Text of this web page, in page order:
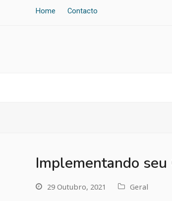
Home Contacto
Implementando seu
29 Outubro, 2021 Geral